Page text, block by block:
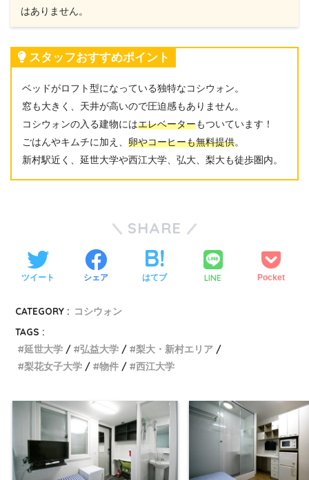
はありません。
スタッフおすすめポイント
ベッドがロフト型になっている独特なコシウォン。
窓も大きく、天井が高いので圧迫感もありません。
コシウォンの入る建物にはエレベーターもついています！
ごはんやキムチに加え、 卵やコーヒーも無料提供。
新村駅近く、延世大学や西江大学、弘大、梨大も徒歩圏内。
SHARE
ツイート シェア はてブ LINE Pocket
CATEGORY : コシウォン
TAGS :
延世大学
弘益大学
梨大・新村エリア
梨花女子大学
物件 西江大学